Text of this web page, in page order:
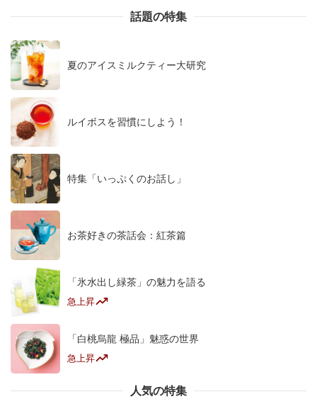
話題の特集
夏のアイスミルクティー大研究
ルイボスを習慣にしよう！
特集「いっぷくのお話し」
お茶好きの茶話会：紅茶篇
「氷水出し緑茶」の魅力を語る
急上昇
「白桃烏龍 極品」魅惑の世界
急上昇
人気の特集